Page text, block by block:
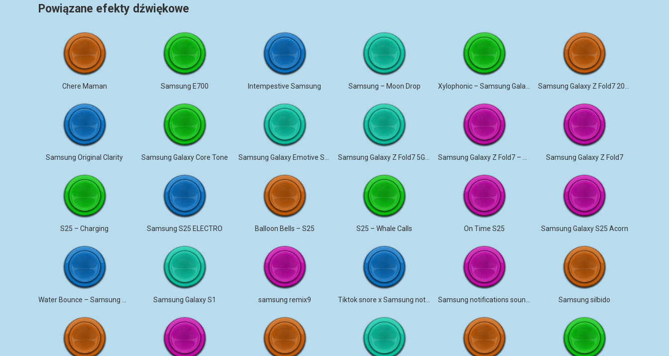
Powiązane efekty dźwiękowe
Chere Maman Samsung E700 Intempestive Samsung Samsung – Moon Drop
Samsung Original Clarity Samsung Galaxy Core Tone Samsung Galaxy Z Fold7
S25 – Charging Samsung S25 ELECTRO Balloon Bells – S25 S25 – Whale Calls On Time S25 Samsung Galaxy S25 Acorn
Samsung Galaxy S1 samsung remix9 Samsung silbido